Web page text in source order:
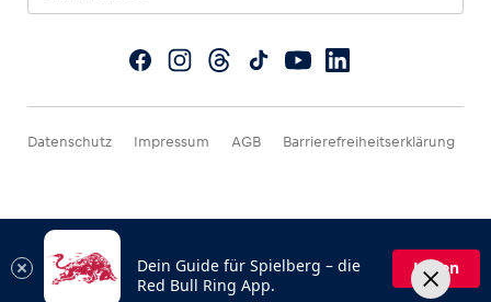
Datenschutz Impressum AGB Barrierefreiheitserklärung
Dein Guide für Spielberg – die
Red Bull Ring App.
Laden